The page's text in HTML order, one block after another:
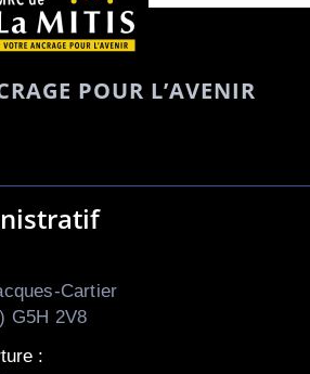
POUR L’AVENIR
Cartier
G5H 2V8
: